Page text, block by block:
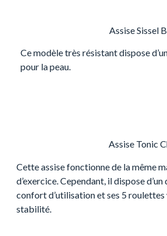
Assise Sissel
Ce modèle très résistant dispose
pour la peau.
Assise Tonic
Cette assise fonctionne de la même
d’exercice. Cependant, il dispose
confort d’utilisation et ses 5
stabilité.